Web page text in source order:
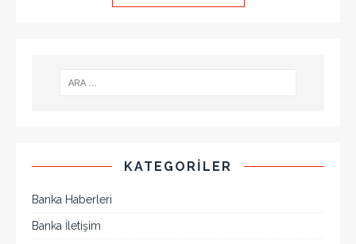
KATEGORILER
Banka Haberleri
Banka İletişim